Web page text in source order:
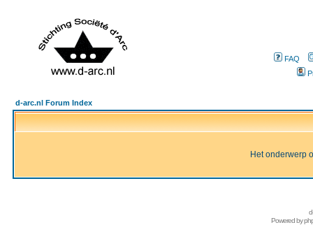
FAQ
d-arc.nl Forum Index
Het onderwerp
Powered by